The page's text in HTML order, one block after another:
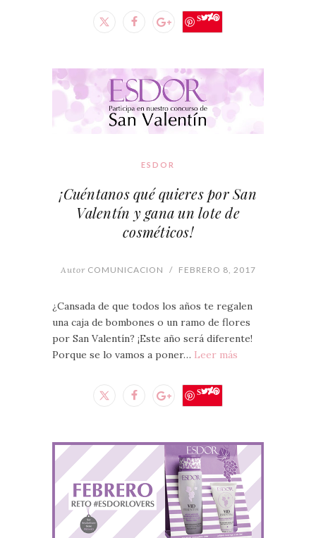
Save
ESDOR
¡Cuéntanos qué quieres por San
Valentín y gana un lote de
cosméticos!
AutorCOMUNICACION / FEBRERO 8, 2017
¿Cansada de que todos los años te regalen
una caja de bombones o un ramo de flores
por San Valentín? ¡Este año será diferente!
Porque se lo vamos a poner… Leer más
Save